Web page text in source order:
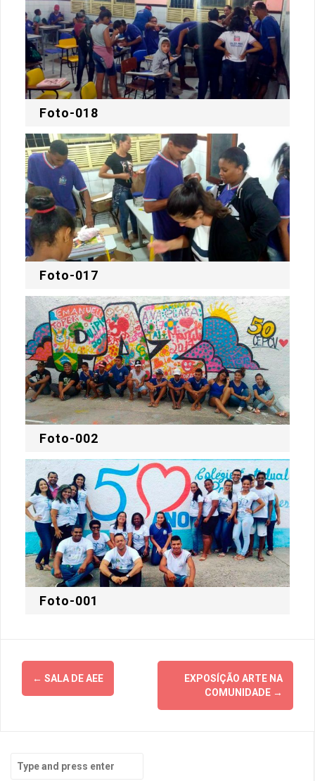
Foto-018
Foto-017
Foto-002
Foto-001
Post
navigation
← SALA DE AEE
EXPOSÍÇÃO ARTE NA
COMUNIDADE →
for: